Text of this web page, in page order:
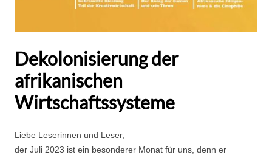
Dekolonisierung der
afrikanischen
Wirtschaftssysteme
Liebe Leserinnen und Leser,
der Juli 2023 ist ein besonderer Monat für uns, denn er